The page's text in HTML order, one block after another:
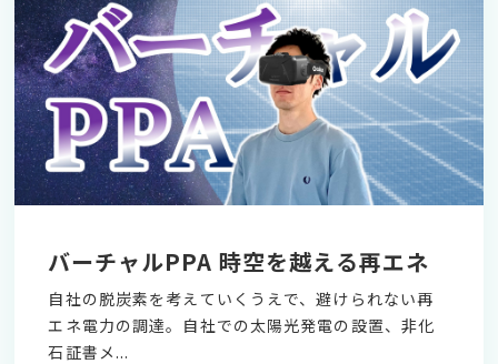
バーチャルPPA 時空を越える再エネ
自社の脱炭素を考えていくうえで、避けられない再
エネ電力の調達。自社での太陽光発電の設置、非化
石証書メ...